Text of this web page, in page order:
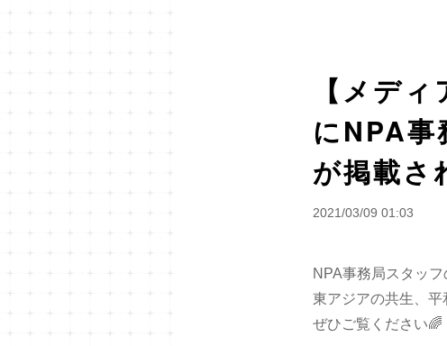
【メデ
にNPA
が掲載さ
2021/03/09 01:03
NPA事務局スタッ
東アジアの共生、平
ぜひご覧ください🌈